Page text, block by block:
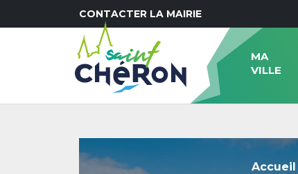
CONTACTER LA MAIRIE
MA
VILLE
Accueil